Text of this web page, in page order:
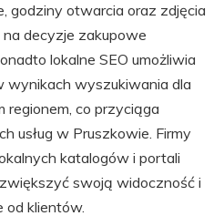
godziny otwarcia oraz zdjęcia
decyzje zakupowe
lokalne SEO umożliwia
wynikach wyszukiwania dla
co przyciąga
usług w Pruszkowie. Firmy
katalogów i portali
swoją widoczność i
od klientów.